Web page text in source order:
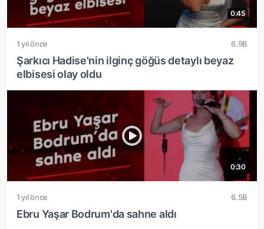
0:45
1 yıl önce 6.9B
Şarkıcı Hadise'nin ilginç göğüs detaylı beyaz
elbisesi olay oldu
0:30
1 yıl önce 6.5B
Ebru Yaşar Bodrum'da sahne aldı